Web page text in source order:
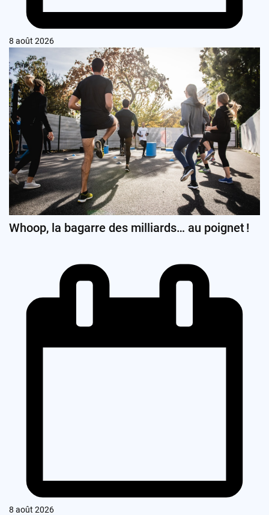
8 août 2026
Whoop, la bagarre des milliards… au poignet !
8 août 2026